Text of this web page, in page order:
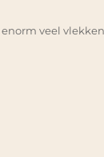
veel